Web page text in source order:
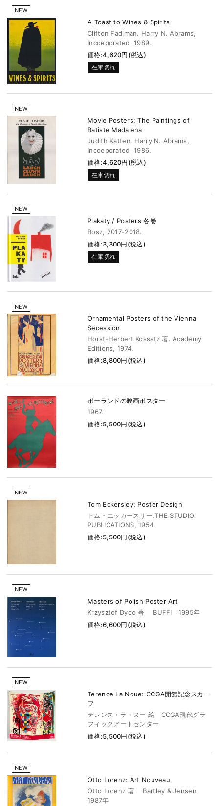
NEW
A Toast to Wines & Spirits
Clifton Fadiman. Harry N. Abrams,
Incoeporated, 1989.
価格:4,620円(税込)
在庫切れ
NEW
Movie Posters: The Paintings of
Batiste Madalena
Judith Katten. Harry N. Abrams,
Incoeporated, 1986.
価格:4,620円(税込)
在庫切れ
NEW
Plakaty / Posters 各巻
Bosz, 2017-2018.
価格:3,300円(税込)
在庫切れ
NEW
Ornamental Posters of the Vienna
Secession
Horst-Herbert Kossatz 著. Academy
Editions, 1974.
価格:8,800円(税込)
ポーランドの映画ポスター
1967.
価格:5,500円(税込)
NEW
Tom Eckersley: Poster Design
トム・エッカースリー.THE STUDIO
PUBLICATIONS, 1954.
価格:5,500円(税込)
NEW
Masters of Polish Poster Art
Krzysztof Dydo 著 BUFFI 1995年
価格:6,600円(税込)
NEW
Terence La Noue: CCGA開館記念スカー
フ
テレンス・ラ・ヌー 絵 CCGA現代グラ
フィックアートセンター
価格:5,500円(税込)
NEW
Otto Lorenz: Art Nouveau
Otto Lorenz 著 Bartley & Jensen
1987年